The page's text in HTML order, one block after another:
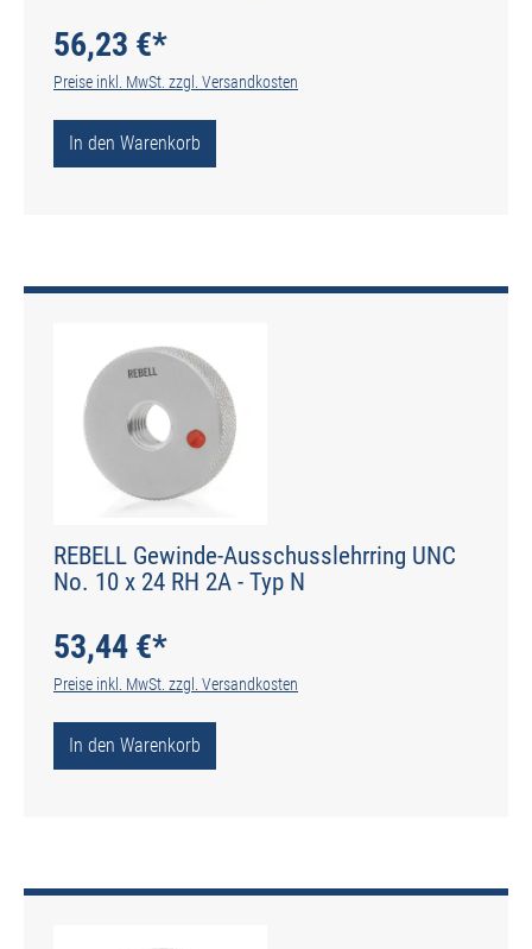
56,23 €*
Preise inkl. MwSt. zzgl. Versandkosten
In den Warenkorb
REBELL Gewinde-Ausschusslehrring UNC
No. 10 x 24 RH 2A - Typ N
53,44 €*
Preise inkl. MwSt. zzgl. Versandkosten
In den Warenkorb